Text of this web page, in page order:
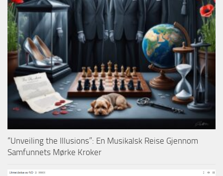
“Unveiling the Illusions”: En Musikalsk Reise Gjennom
Samfunnets Mørke Kroker